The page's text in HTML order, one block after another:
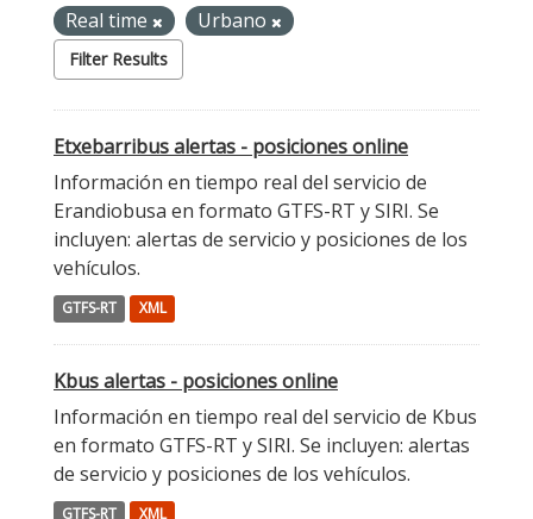
Real time
Urbano
Filter Results
Etxebarribus alertas - posiciones online
Información en tiempo real del servicio de
Erandiobusa en formato GTFS-RT y SIRI. Se
incluyen: alertas de servicio y posiciones de los
vehículos.
GTFS-RT XML
Kbus alertas - posiciones online
Información en tiempo real del servicio de Kbus
en formato GTFS-RT y SIRI. Se incluyen: alertas
de servicio y posiciones de los vehículos.
GTFS-RT XML